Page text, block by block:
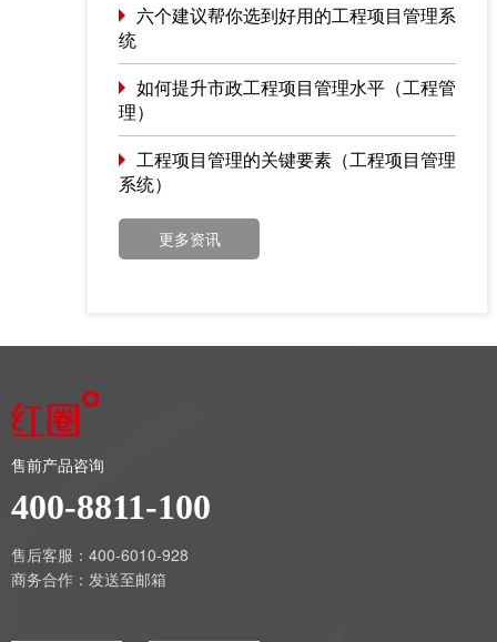
六个建议帮你选到好用的工程项目管理系
统
如何提升市政工程项目管理水平（工程管
理）
工程项目管理的关键要素（工程项目管理
系统）
更多资讯
售前产品咨询
400-8811-100
售后客服：400-6010-928
商务合作： 发送至邮箱